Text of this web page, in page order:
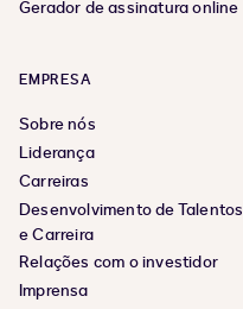
Gerador de assinatura online
EMPRESA
Sobre nós
Liderança
Carreiras
Desenvolvimento de Talentos
e Carreira
Relações com o investidor
Imprensa